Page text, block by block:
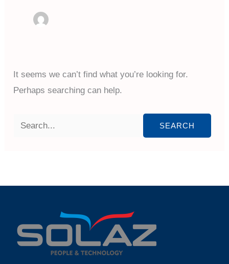
It seems we can’t find what you’re looking for.
Perhaps searching can help.